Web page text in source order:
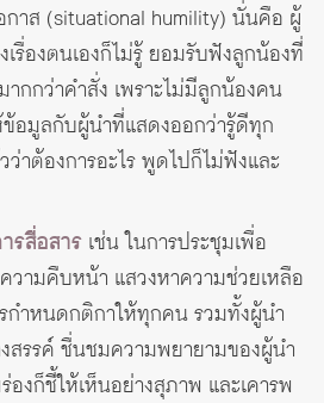
กาส (situational humility) นั่นคือ ผู้
รื่องตนเองก็ไม่รู้ ยอมรับฟังลูกน้องที่
ากกว่าคำสั่ง เพราะไม่มีลูกน้องคน
อมูลกับผู้นำที่แสดงออกว่ารู้ดีทุก
ว่าต้องการอะไร พูดไปก็ไม่ฟังและ
รสื่อสาร เช่น ในการประชุมเพื่อ
วามคืบหน้า แสวงหาความช่วยเหลือ
กำหนดกติกาให้ทุกคน รวมทั้งผู้นำ
งสรรค์ ชื่นชมความพยายามของผู้นำ
งก็ชี้ให้เห็นอย่างสุภาพ และเคารพ